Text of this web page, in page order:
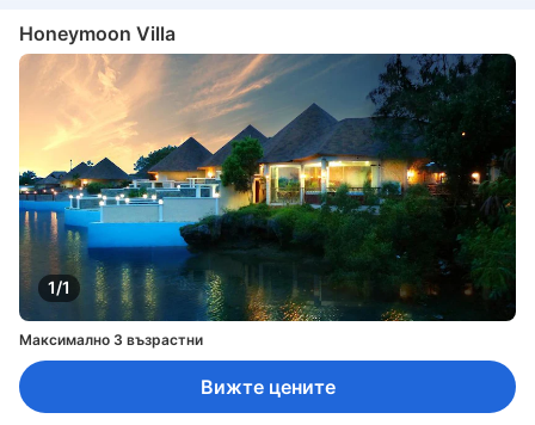
Honeymoon Villa
1/1
Максимално 3 възрастни
Вижте цените